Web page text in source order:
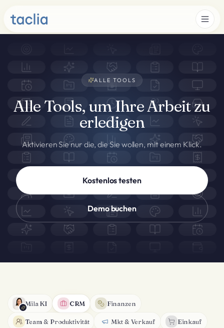
ALLE TOOLS
Alle Tools, um Ihre Arbeit zu
erledigen
Aktivieren Sie nur die, die Sie wollen, mit einem Klick.
Kostenlos testen
Demo buchen
Mila KI CRM Finanzen
Team & Produktivität Mkt & Verkauf Einkauf